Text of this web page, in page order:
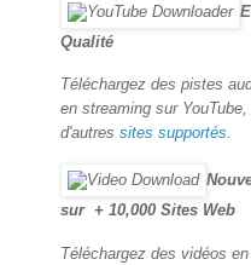
Qualité
Téléchargez des pistes
en streaming sur
d'autres sites supportés.
sur + 10,000 Sites Web
Téléchargez des vidéos